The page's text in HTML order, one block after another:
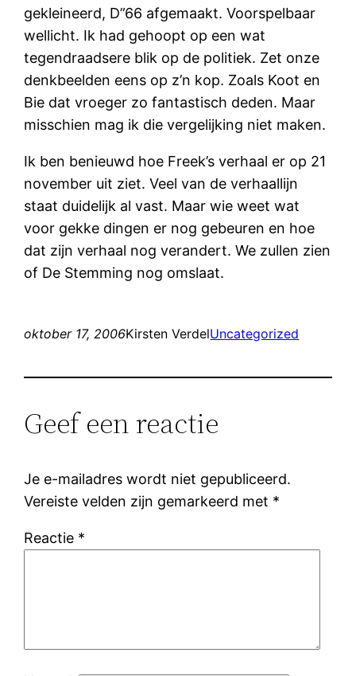
gekleineerd, D”66 afgemaakt. Voorspelbaar
wellicht. Ik had gehoopt op een wat
tegendraadsere blik op de politiek. Zet onze
denkbeelden eens op z’n kop. Zoals Koot en
Bie dat vroeger zo fantastisch deden. Maar
misschien mag ik die vergelijking niet maken.
Ik ben benieuwd hoe Freek’s verhaal er op 21
november uit ziet. Veel van de verhaallijn
staat duidelijk al vast. Maar wie weet wat
voor gekke dingen er nog gebeuren en hoe
dat zijn verhaal nog verandert. We zullen zien
of De Stemming nog omslaat.
oktober 17, 2006Kirsten VerdelUncategorized
Geef een reactie
Je e-mailadres wordt niet gepubliceerd.
Vereiste velden zijn gemarkeerd met *
Reactie *